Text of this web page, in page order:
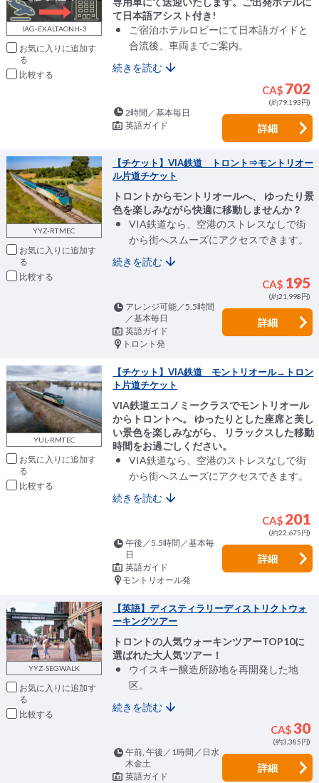
IAG-EXALTAONH-3
お気に入りに追加
比較
て日本語アシスト付き!
ご宿泊ホテルロビーにて日本語ガイドと
合流後、車両までご案内。
続きを読む
CA$ 702
(約79,193円)
2時間／基本毎日
英語ガイド
詳細
YYZ-RTMEC
お気に入りに追加
比較
【チケット】VIA鉄道 トロント⇒モントリオー
ル片道チケット
トロントからモントリオールへ、 ゆったり景
色を楽しみながら快適に移動しませんか？
VIA鉄道なら、空港のストレスなしで街
から街へスムーズにアクセスできます。
続きを読む
CA$ 195
(約21,998円)
アレンジ可能／5.5時間
／基本毎日
英語ガイド
トロント発
詳細
YUL-RMTEC
お気に入りに追加
比較
【チケット】VIA鉄道 モントリオール→トロン
ト片道チケット
VIA鉄道エコノミークラスでモントリオール
からトロントへ。 ゆったりとした座席と美し
い景色を楽しみながら、 リラックスした移動
時間をお過ごしください。
VIA鉄道なら、空港のストレスなしで街
から街へスムーズにアクセスできます。
続きを読む
CA$ 201
(約22,675円)
午後／5.5時間／基本毎
日
英語ガイド
モントリオール発
詳細
YYZ-SEGWALK
お気に入りに追加
比較
【英語】ディスティラリーディストリクトウォ
ーキングツアー
トロントの人気ウォーキンツアーTOP10に
選ばれた大人気ツアー！
ウイスキー醸造所跡地を再開発した地
区。
続きを読む
CA$30
(約3,385円)
午前, 午後／1時間／日水
木金土
英語ガイド
詳細